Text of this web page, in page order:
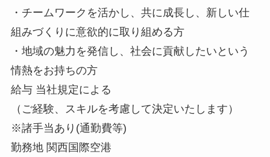
・チームワークを活かし、共に成長し、新しい仕
組みづくりに意欲的に取り組める方
・地域の魅力を発信し、社会に貢献したいという
情熱をお持ちの方
給与 当社規定による
（ご経験、スキルを考慮して決定いたします）
※諸手当あり(通勤費等)
勤務地 関西国際空港